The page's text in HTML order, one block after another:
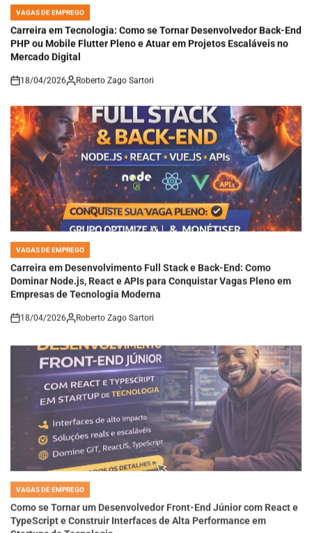
POSTED
IN
VAGAS DE EMPREGO
Carreira em Tecnologia: Como se Tornar Desenvolvedor Back-End
PHP ou Mobile Flutter Pleno e Atuar em Projetos Escaláveis no
Mercado Digital
on
POSTED
Carreira em Desenvolvimento Full Stack e Back-End: Como
Dominar Node.js, React e APIs para Conquistar Vagas Pleno em
Empresas de Tecnologia Moderna
on
IN
VAGAS DE EMPREGO
Como se Tornar um Desenvolvedor Front-End Júnior com React e
TypeScript e Construir Interfaces de Alta Performance em
Startups de Tecnologia